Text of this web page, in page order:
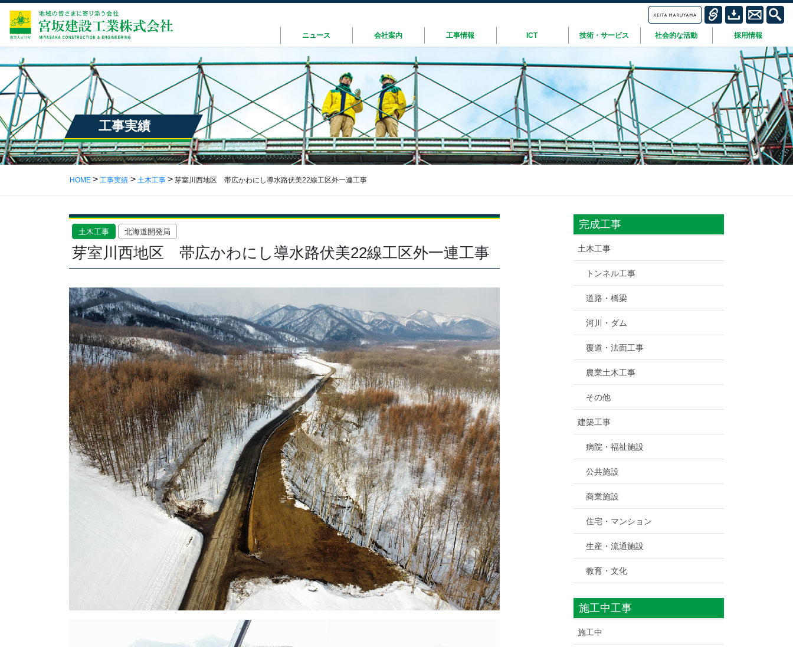
ニュース 会社案内 工事情報 ICT 技術・サービス 社会的な活動 採用情報
工事実績
HOME 工事実績 土木工事 芽室川西地区 帯広かわにし導水路伏美22線工区外一連工事
土木工事 北海道開発局
芽室川西地区 帯広かわにし導水路伏美22線工区外一連工事
完成工事
土木工事
トンネル工事
道路・橋梁
河川・ダム
覆道・法面工事
農業土木工事
その他
建築工事
病院・福祉施設
公共施設
商業施設
住宅・マンション
生産・流通施設
教育・文化
施工中工事
施工中